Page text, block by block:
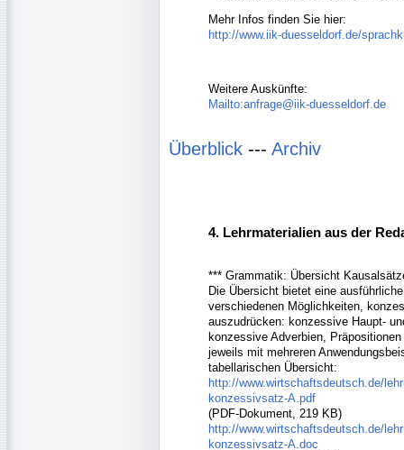
Mehr Infos finden Sie hier:
http://www.iik-duesseldorf.de/
Weitere Auskünfte:
Mailto:anfrage@iik-duesseldorf.de
Überblick --- Archiv
4. Lehrmaterialien aus der
*** Grammatik: Übersicht
Die Übersicht bietet eine
verschiedenen Möglichkeiten,
auszudrücken: konzessive Haupt-
konzessive Adverbien,
jeweils mit mehreren
tabellarischen Übersicht:
http://www.wirtschaftsdeutsch.de/
konzessivsatz-A.pdf
(PDF-Dokument, 219 KB)
http://www.wirtschaftsdeutsch.de/
konzessivsatz-A.doc